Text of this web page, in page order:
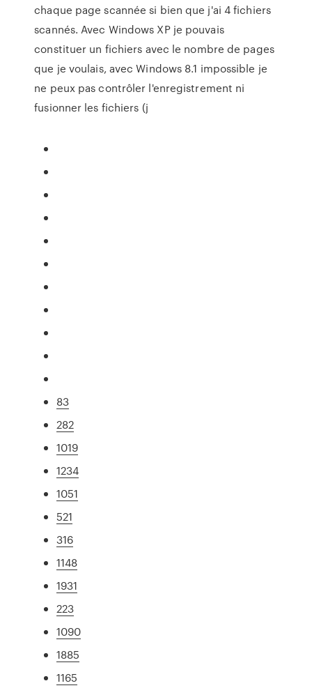
chaque page scannée si bien que j'ai 4 fichiers
scannés. Avec Windows XP je pouvais
constituer un fichiers avec le nombre de pages
que je voulais, avec Windows 8.1 impossible je
ne peux pas contrôler l'enregistrement ni
fusionner les fichiers (j
83
282
1019
1234
1051
521
316
1148
1931
223
1090
1885
1165